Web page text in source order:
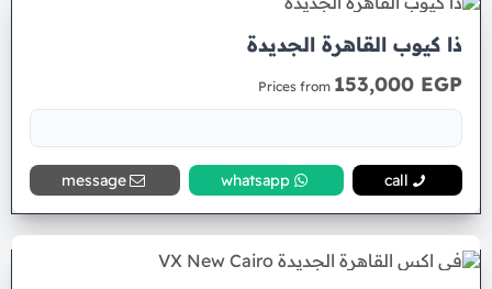
ذا كيوب القاهرة الجديدة
Prices from 153,000 EGP
call
whatsapp
message